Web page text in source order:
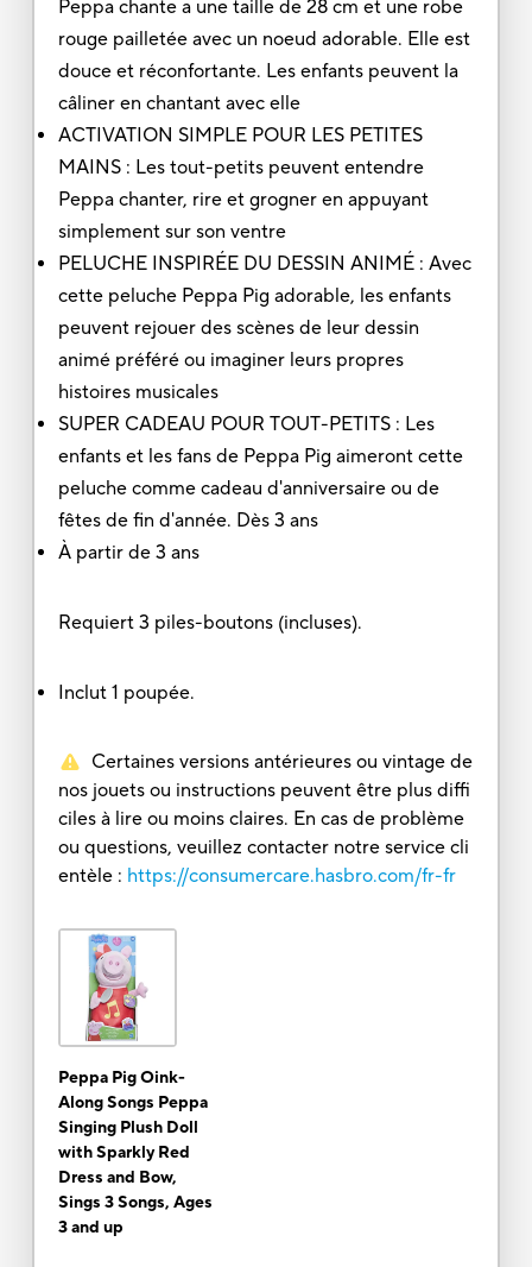
Peppa chante a une taille de 28 cm et une robe
rouge pailletée avec un noeud adorable. Elle est
douce et réconfortante. Les enfants peuvent la
câliner en chantant avec elle
ACTIVATION SIMPLE POUR LES PETITES
MAINS : Les tout-petits peuvent entendre
Peppa chanter, rire et grogner en appuyant
simplement sur son ventre
PELUCHE INSPIRÉE DU DESSIN ANIMÉ : Avec
cette peluche Peppa Pig adorable, les enfants
peuvent rejouer des scènes de leur dessin
animé préféré ou imaginer leurs propres
histoires musicales
SUPER CADEAU POUR TOUT-PETITS : Les
enfants et les fans de Peppa Pig aimeront cette
peluche comme cadeau d'anniversaire ou de
fêtes de fin d'année. Dès 3 ans
À partir de 3 ans
Requiert 3 piles-boutons (incluses).
Inclut 1 poupée.
Certaines versions antérieures ou vintage de
nos jouets ou instructions peuvent être plus diffi
ciles à lire ou moins claires. En cas de problème
ou questions, veuillez contacter notre service cli
entèle : https://consumercare.hasbro.com/fr-fr
Peppa Pig Oink-
Along Songs Peppa
Singing Plush Doll
with Sparkly Red
Dress and Bow,
Sings 3 Songs, Ages
3 and up